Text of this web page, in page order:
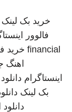
خرید بک لینک
فالوور
financial خرید
اهنگ
اینستاگرام
بک لینک